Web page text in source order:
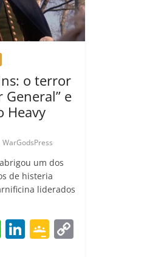
o terror
e
Heavy
WarGodsPress
um dos
de histeria
liderados
W Li G